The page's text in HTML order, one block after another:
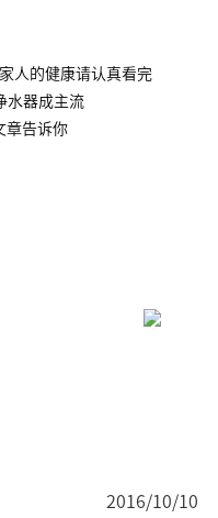
人的健康请认真看完
水器成主流
章告诉你
2016/10/10